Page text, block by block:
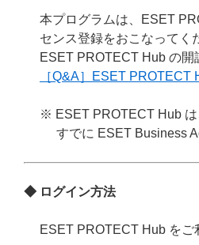
本プログラムは、ESET
センス登録をおこなってく
ESET PROTECT Hub の
［Q&A］ESET PROTECT
※ ESET PROTECT Hub
すでに ESET Business
◆ ログイン方法
ESET PROTECT Hub をご